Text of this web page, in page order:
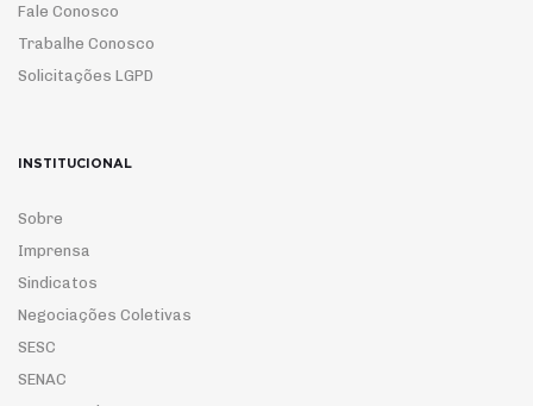
Fale Conosco
Trabalhe Conosco
Solicitações LGPD
INSTITUCIONAL
Sobre
Imprensa
Sindicatos
Negociações Coletivas
SESC
SENAC